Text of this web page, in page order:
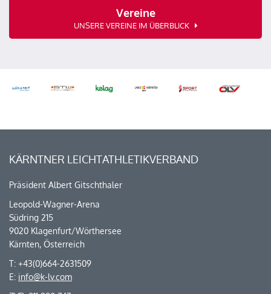
Vereine
UNSERE VEREINE IM ÜBERBLICK
KÄRNTNER LEICHTATHLETIKVERBAND
Präsident Albert Gitschthaler
Leopold-Wagner-Arena
Südring 215
9020 Klagenfurt/Wörthersee
Kärnten, Österreich
T: +43(0)664-2631509
E: info@k-lv.com